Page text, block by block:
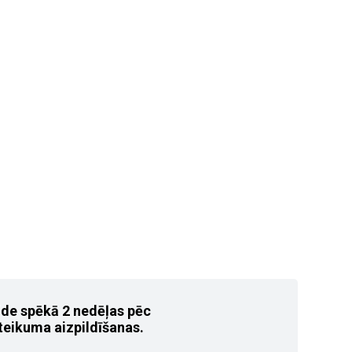
spēkā 2 nedēļas pēc
aizpildīšanas.